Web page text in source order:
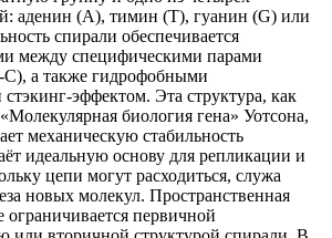
аденин (A), тимин (T), гуанин (G) или
спирали обеспечивается
между специфическими парами
а также гидрофобными
эффектом. Эта структура, как
биология гена» Уотсона,
механическую стабильность
идеальную основу для репликации и
цепи могут расходиться, служа
новых молекул. Пространственная
первичной